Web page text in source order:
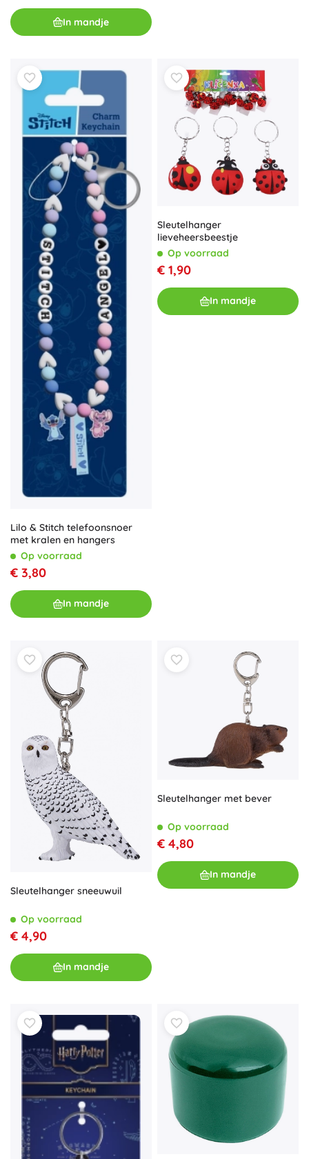
In mandje
Lilo & Stitch telefoonsnoer
met kralen en hangers
Op voorraad
€ 3,80
In mandje
Sleutelhanger
lieveheersbeestje
Op voorraad
€ 1,90
In mandje
Sleutelhanger sneeuwuil
Op voorraad
€ 4,90
In mandje
Sleutelhanger met bever
Op voorraad
€ 4,80
In mandje